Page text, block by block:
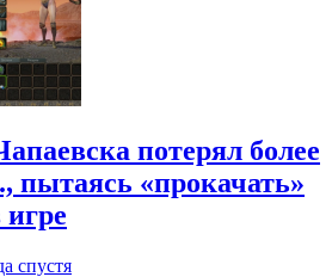
потерял более
пытаясь «прокачать»
спустя